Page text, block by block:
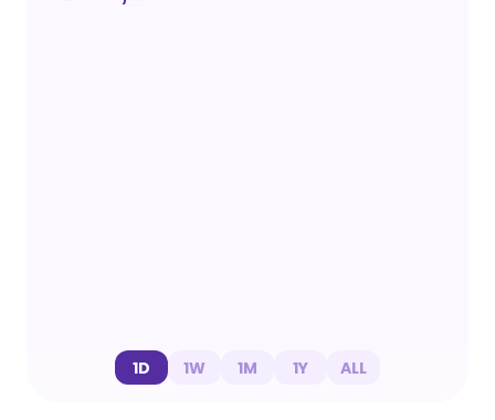
1D 1W 1M 1Y ALL